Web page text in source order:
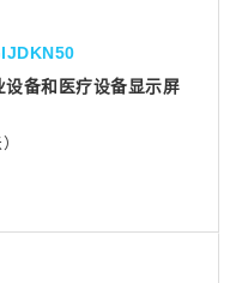
备和医疗设备显示屏